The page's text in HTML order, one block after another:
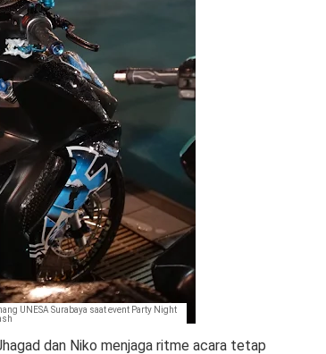
UNESA Surabaya saat event Party Night
dan Niko menjaga ritme acara tetap